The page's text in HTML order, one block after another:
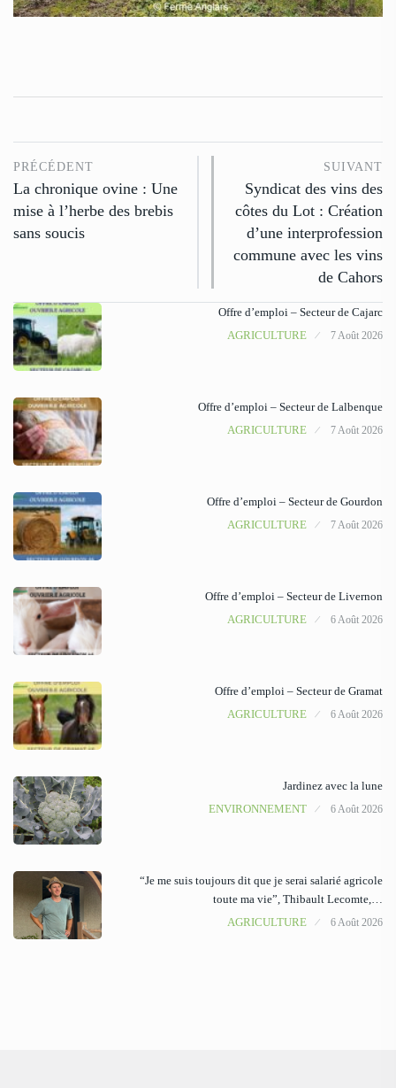
PRÉCÉDENT
La chronique ovine : Une
mise à l’herbe des brebis
sans soucis
SUIVANT
Syndicat des vins des
côtes du Lot : Création
d’une interprofession
commune avec les vins
de Cahors
Offre d’emploi – Secteur de Cajarc
AGRICULTURE
7 Août 2026
Offre d’emploi – Secteur de Lalbenque
AGRICULTURE
7 Août 2026
Offre d’emploi – Secteur de Gourdon
AGRICULTURE
7 Août 2026
Offre d’emploi – Secteur de Livernon
AGRICULTURE
6 Août 2026
Offre d’emploi – Secteur de Gramat
AGRICULTURE
6 Août 2026
Jardinez avec la lune
ENVIRONNEMENT
6 Août 2026
“Je me suis toujours dit que je serai salarié agricole
toute ma vie”, Thibault Lecomte,…
AGRICULTURE
6 Août 2026